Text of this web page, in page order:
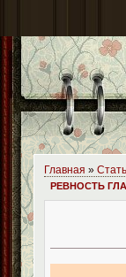
Главная »
РЕВНОСТЬ